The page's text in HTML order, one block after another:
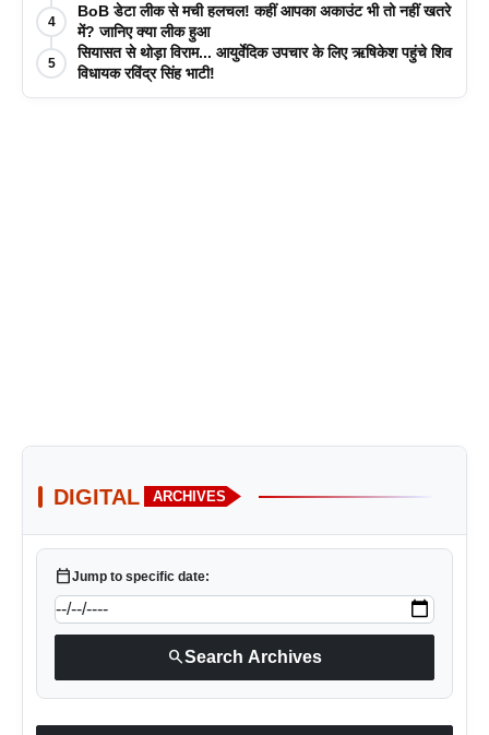
4
BoB डेटा लीक से मची हलचल! कहीं आपका अकाउंट भी तो नहीं खतरे
में? जानिए क्या लीक हुआ
5
सियासत से थोड़ा विराम... आयुर्वेदिक उपचार के लिए ऋषिकेश पहुंचे शिव
विधायक रविंद्र सिंह भाटी!
DIGITAL ARCHIVES
calendar_todayJump to specific date:
searchSearch Archives